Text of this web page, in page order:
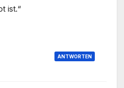
ist.“
ANTWORTEN